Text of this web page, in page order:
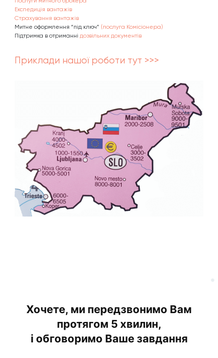
Експедиція вантажів
Страхування вантажів
Митне оформлення “під ключ” (послуга Комісіонера)
Підтримка в отриманні дозвільних документів
Приклади нашої роботи тут >>>
Хочете, ми передзвонимо Вам
протягом 5 хвилин,
і обговоримо Ваше завдання